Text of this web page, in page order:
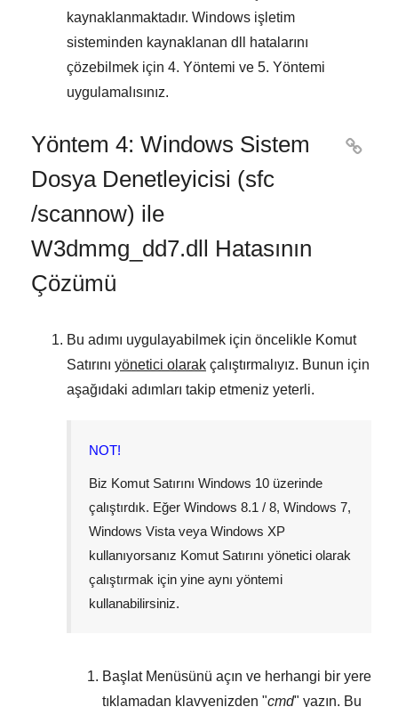
kaynaklanmaktadır. Windows işletim
sisteminden kaynaklanan dll hatalarını
çözebilmek için 4. Yöntemi ve 5. Yöntemi
uygulamalısınız.
Yöntem 4: Windows Sistem
Dosya Denetleyicisi (sfc
/scannow) ile
W3dmmg_dd7.dll Hatasının
Çözümü

Bu adımı uygulayabilmek için öncelikle Komut
Satırını yönetici olarak çalıştırmalıyız. Bunun için
aşağıdaki adımları takip etmeniz yeterli.
NOT!
Biz Komut Satırını Windows 10 üzerinde
çalıştırdık. Eğer Windows 8.1 / 8, Windows 7,
Windows Vista veya Windows XP
kullanıyorsanız Komut Satırını yönetici olarak
çalıştırmak için yine aynı yöntemi
kullanabilirsiniz.
Başlat Menüsünü açın ve herhangi bir yere
tıklamadan klavyenizden "cmd" yazın. Bu